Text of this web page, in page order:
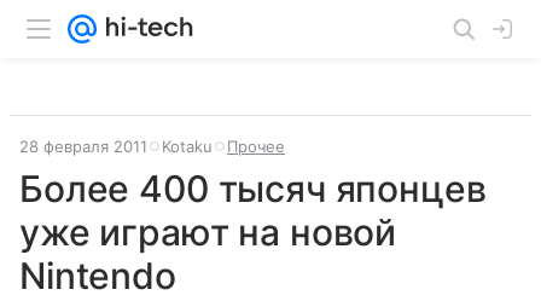
28 февраля 2011 Kotaku Прочее
Более 400 тысяч японцев
уже играют на новой
Nintendo